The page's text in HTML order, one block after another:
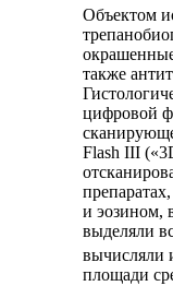
Объектом
также
цифровой
Flash III
и эозином,
выделяли
вычисляли
площади